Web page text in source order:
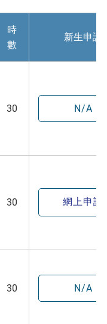
時
數
新生申請
30 N/A
30 網上申請
30 N/A